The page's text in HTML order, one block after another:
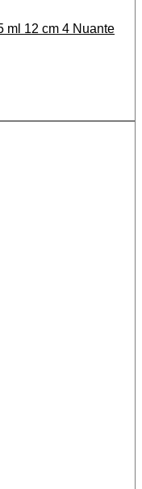
ml 12 cm 4 Nuante